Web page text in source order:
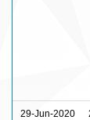
29-Jun-2020